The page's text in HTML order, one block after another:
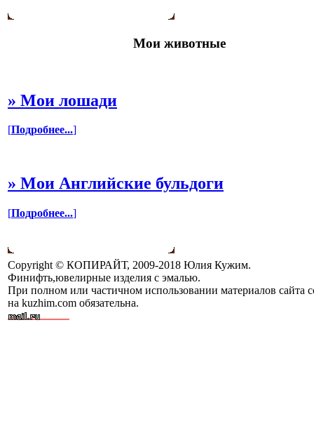
Мои животные
» Мои лошади
[Подробнее...]
» Мои Английские бульдоги
[Подробнее...]
Copyright © КОПИРАЙТ, 2009-2018 Юлия Кужим.
Финифть,ювелирные изделия с эмалью.
При полном или частичном использовании материалов сайта
на kuzhim.com обязательна.